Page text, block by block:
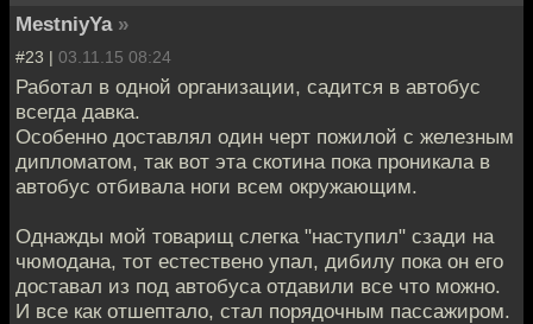
MestniyYa »
#23 | 03.11.15 08:24
Работал в одной организации, садится в автобус
всегда давка.
Особенно доставлял один черт пожилой с железным
дипломатом, так вот эта скотина пока проникала в
автобус отбивала ноги всем окружающим.
Однажды мой товарищ слегка "наступил" сзади на
чюмодана, тот естествено упал, дибилу пока он его
доставал из под автобуса отдавили все что можно.
И все как отшептало, стал порядочным пассажиром.